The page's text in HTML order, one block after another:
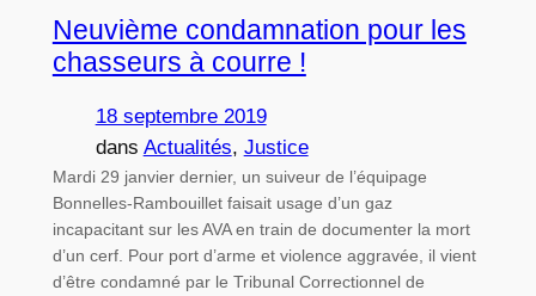
Neuvième condamnation pour les
chasseurs à courre !
18 septembre 2019
dans Actualités, Justice
Mardi 29 janvier dernier, un suiveur de l’équipage
Bonnelles-Rambouillet faisait usage d’un gaz
incapacitant sur les AVA en train de documenter la mort
d’un cerf. Pour port d’arme et violence aggravée, il vient
d’être condamné par le Tribunal Correctionnel de